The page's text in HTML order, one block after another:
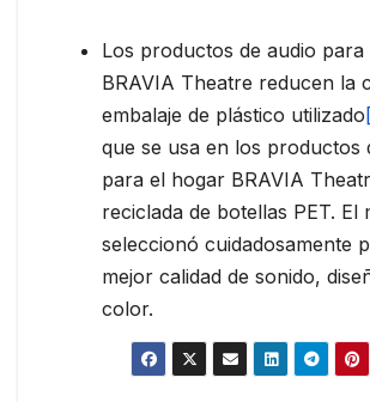
Los productos de audio
BRAVIA Theatre reducen la
embalaje de plástico utilizado
que se usa en los productos
para el hogar BRAVIA
reciclada de botellas PET. El
seleccionó cuidadosamente
mejor calidad de sonido,
color.